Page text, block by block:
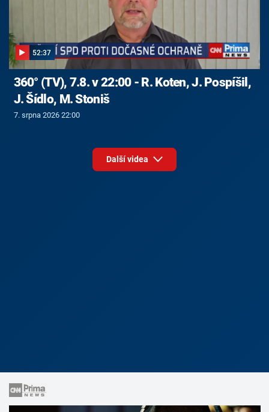
52:37
360° (TV), 7.8. v 22:00 - R. Koten, J. Pospíšil,
J. Šídlo, M. Stoniš
7. srpna 2026 22:00
Další videa